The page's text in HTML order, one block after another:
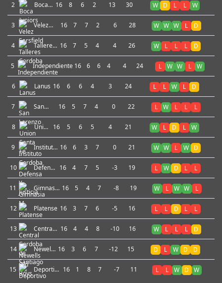
2
Boca
Juniors
16 8 6 2 13 30 W D L L W
3
Velez
Sarsfield
16 7 7 2 6 28 W W W L D
4
Talleres
Cordoba
16 7 5 4 4 26 W L L L D
5 Independiente 16 6 6 4 4 24 L W W L W
6 Lanus 16 6 6 4 3 24 L L W L D
7
San
Lorenzo
16 5 7 4 0 22 L W L L L
8
Union
Santa
Fe
16 5 6 5 4 21 W L D L W
9
Instituto
Cordoba
16 6 3 7 0 21 W W L W D
10
Defensa
Y
Justicia
16 4 7 5 -3 19 L W D L L
11
Gimnasia
M.
16 5 4 7 -8 19 W L W W L
12 Platense 16 3 7 6 -5 16 L L D L L
13
Central
Cordoba
de
Santiago
16 4 4 8 -10 16 W L L L D
14
Newells
Old
Boys
16 3 6 7 -12 15 D L W D D
15
Deportivo
Riestra
16 1 8 7 -7 11 L L W D W